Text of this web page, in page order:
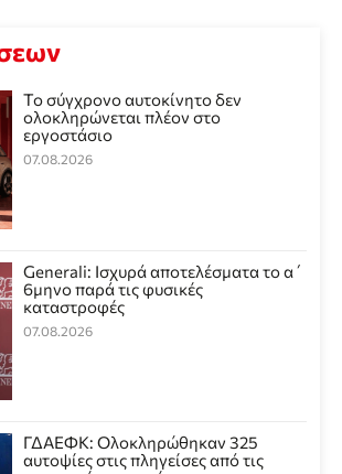
Το σύγχρονο αυτοκίνητο δεν
ολοκληρώνεται πλέον στο
εργοστάσιο
07.08.2026
Generali: Ισχυρά αποτελέσματα το α΄
6μηνο παρά τις φυσικές
καταστροφές
07.08.2026
ΓΔΑΕΦΚ: Ολοκληρώθηκαν 325
αυτοψίες στις πληγείσες από τις